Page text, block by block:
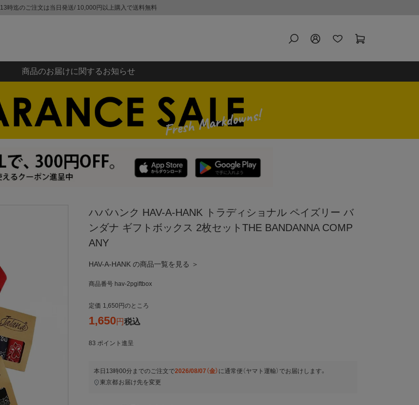
13時迄のご注文は当日発送/ 10,000円以上購入で送料無料
商品のお届けに関するお知らせ
ハバハンク HAV-A-HANK トラディショナル ペイズリー バ
ンダナ ギフトボックス 2枚セットTHE BANDANNA COMP
ANY
HAV-A-HANK の商品一覧を見る ＞
商品番号 hav-2pgiftbox
定価 1,650 のところ
1,650 税込
83 ポイント進呈
本日 13時00分 までのご注文で2026/08/07（金） に通常便（ヤマト運輸） でお届けします。
東京都お届け先を変更